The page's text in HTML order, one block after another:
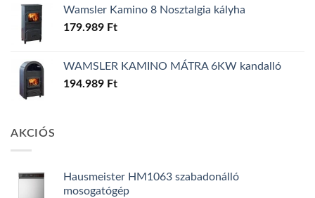
Wamsler Kamino 8 Nosztalgia kályha
179.989 Ft
WAMSLER KAMINO MÁTRA 6KW kandalló
194.989 Ft
AKCIÓS
Hausmeister HM1063 szabadonálló
mosogatógép